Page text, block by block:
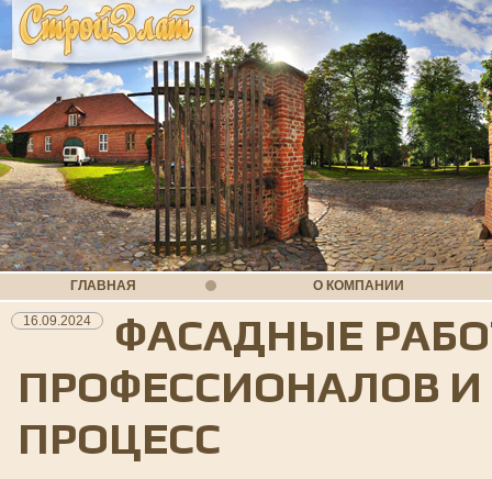
ГЛАВНАЯ О КОМПАНИИ
16.09.2024
ФАСАДНЫЕ
ПРОФЕССИОНАЛОВ
ПРОЦЕСС